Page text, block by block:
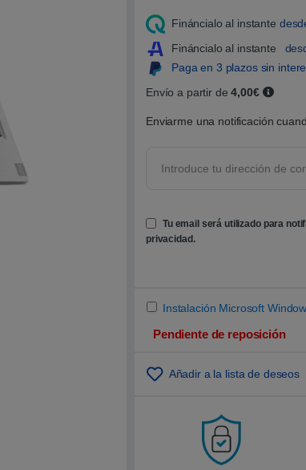
o
5
0
0
s
o
e
n
p
c
i
c
Fináncialo al instante
Fináncialo al instante
Paga en 3 plazos sin
Envío a partir de4,00€
Enviarme una notificación
Tu email será utilizado para
privacidad.
Instalación Microsoft
Pendiente de reposición
Añadir a la lista de deseos